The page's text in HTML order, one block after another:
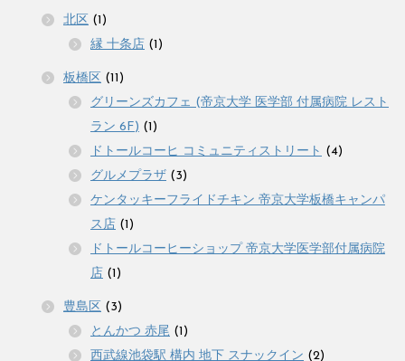
北区 (1)
縁 十条店 (1)
板橋区 (11)
グリーンズカフェ (帝京大学 医学部 付属病院 レスト
ラン 6F) (1)
ドトールコーヒ コミュニティストリート (4)
グルメプラザ (3)
ケンタッキーフライドチキン 帝京大学板橋キャンパ
ス店 (1)
ドトールコーヒーショップ 帝京大学医学部付属病院
店 (1)
豊島区 (3)
とんかつ 赤尾 (1)
西武線池袋駅 構内 地下 スナックイン (2)